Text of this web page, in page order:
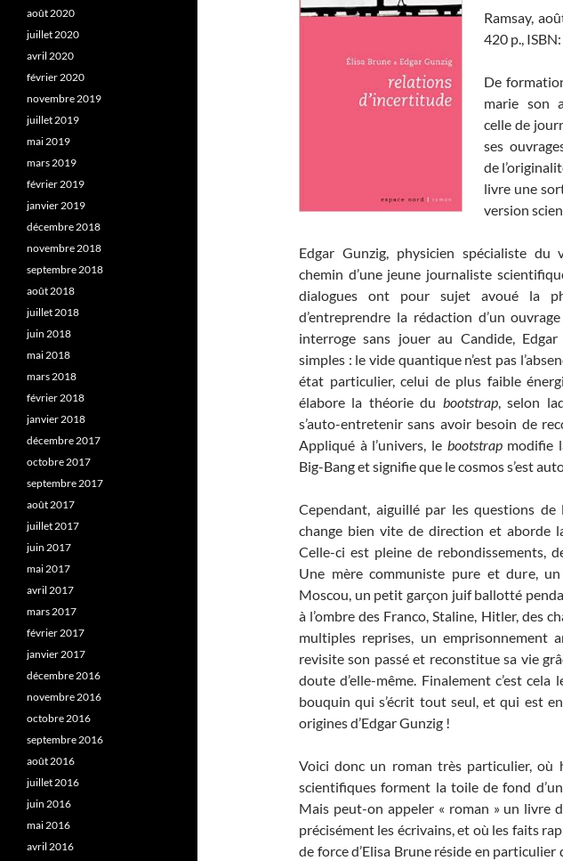
Ramsay,
420 p.,
De
marie son
celle de
ses
de
livre une
version
Edgar Gunzig, physicien spécialiste du
chemin d’une jeune journaliste
dialogues ont pour sujet avoué la
d’entreprendre la rédaction d’un
interroge sans jouer au Candide,
simples : le vide quantique n’est pas
état particulier, celui de plus faible
élabore la théorie du bootstrap, selon
s’auto-entretenir sans avoir besoin de
Appliqué à l’univers, le bootstrapmodifie
Big-Bang et signifie que le cosmos s’est
Cependant, aiguillé par les questions
change bien vite de direction et aborde
Celle-ci est pleine de rebondissements,
Une mère communiste pure et dure,
Moscou, un petit garçon juif ballotté
à l’ombre des Franco, Staline, Hitler, des
multiples reprises, un emprisonnement
revisite son passé et reconstitue sa vie
doute d’elle-même. Finalement c’est
bouquin qui s’écrit tout seul, et qui est
origines d’Edgar Gunzig !
Voici donc un roman très particulier, où
scientifiques forment la toile de fond
Mais peut-on appeler « roman » un livre
précisément les écrivains, et où les faits
de force d’Elisa Brune réside en particulier
août 2020
juillet 2020
avril 2020
février 2020
novembre 2019
juillet 2019
mai 2019
mars 2019
février 2019
janvier 2019
décembre 2018
novembre 2018
septembre 2018
août 2018
juillet 2018
juin 2018
mai 2018
mars 2018
février 2018
janvier 2018
décembre 2017
octobre 2017
septembre 2017
août 2017
juillet 2017
juin 2017
mai 2017
avril 2017
mars 2017
février 2017
janvier 2017
décembre 2016
novembre 2016
octobre 2016
septembre 2016
août 2016
juillet 2016
juin 2016
mai 2016
avril 2016